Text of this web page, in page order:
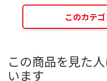
このカテ
この商品を見た
います